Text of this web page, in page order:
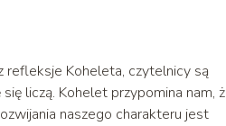
refleksje Koheleta, czytelnicy są
liczą. Kohelet przypomina nam,
naszego charakteru jest